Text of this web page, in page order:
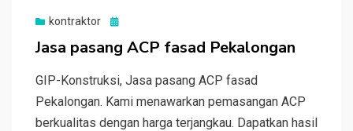
kontraktor
Posted
Jasa pasang ACP fasad Pekalongan
GIP-Konstruksi, Jasa pasang ACP fasad
Pekalongan. Kami menawarkan pemasangan ACP
berkualitas dengan harga terjangkau. Dapatkan hasil